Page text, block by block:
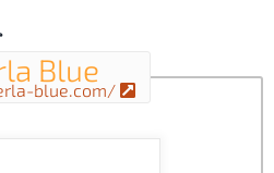
Blue
blue.com/